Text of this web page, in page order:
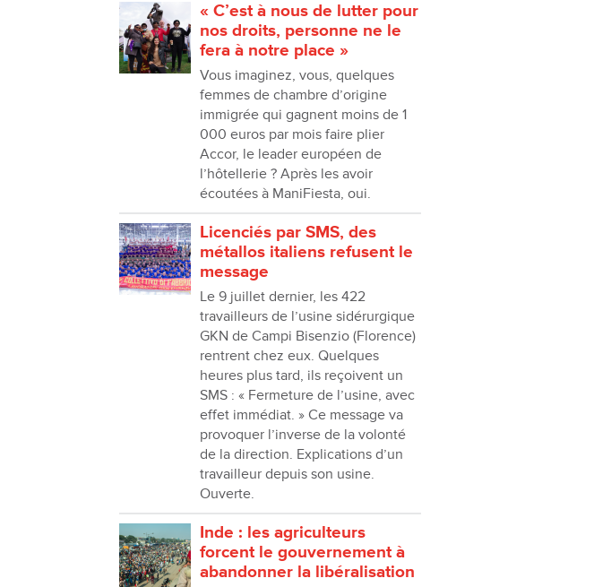
​« C’est à nous de lutter pour
nos droits, personne ne le
fera à notre place »
Vous imaginez, vous, quelques
femmes de chambre d’origine
immigrée qui gagnent moins de 1
000 euros par mois faire plier
Accor, le leader européen de
l’hôtellerie ? Après les avoir
écoutées à ManiFiesta, oui.
Licenciés par SMS, des
métallos italiens refusent le
message
Le 9 juillet dernier, les 422
travailleurs de l’usine sidérurgique
GKN de Campi Bisenzio (Florence)
rentrent chez eux. Quelques
heures plus tard, ils reçoivent un
SMS : « Fermeture de l’usine, avec
effet immédiat. » Ce message va
provoquer l’inverse de la volonté
de la direction. Explications d’un
travailleur depuis son usine.
Ouverte.
Inde : les agriculteurs
forcent le gouvernement à
abandonner la libéralisation